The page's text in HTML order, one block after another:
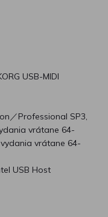
USB-MIDI
／Professional SP3,
vrátane 64-
vrátane 64-
USB Host